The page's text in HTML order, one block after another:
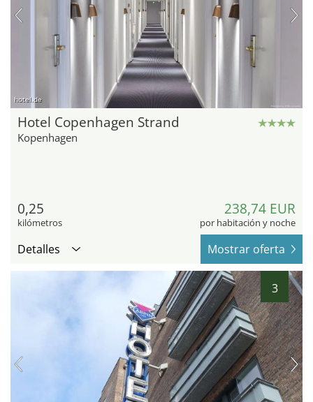
hotel.de
Hotel Copenhagen Strand
Kopenhagen
0,25
kilómetros
238,74 EUR
por habitación y noche
Detalles Mostrar oferta
3